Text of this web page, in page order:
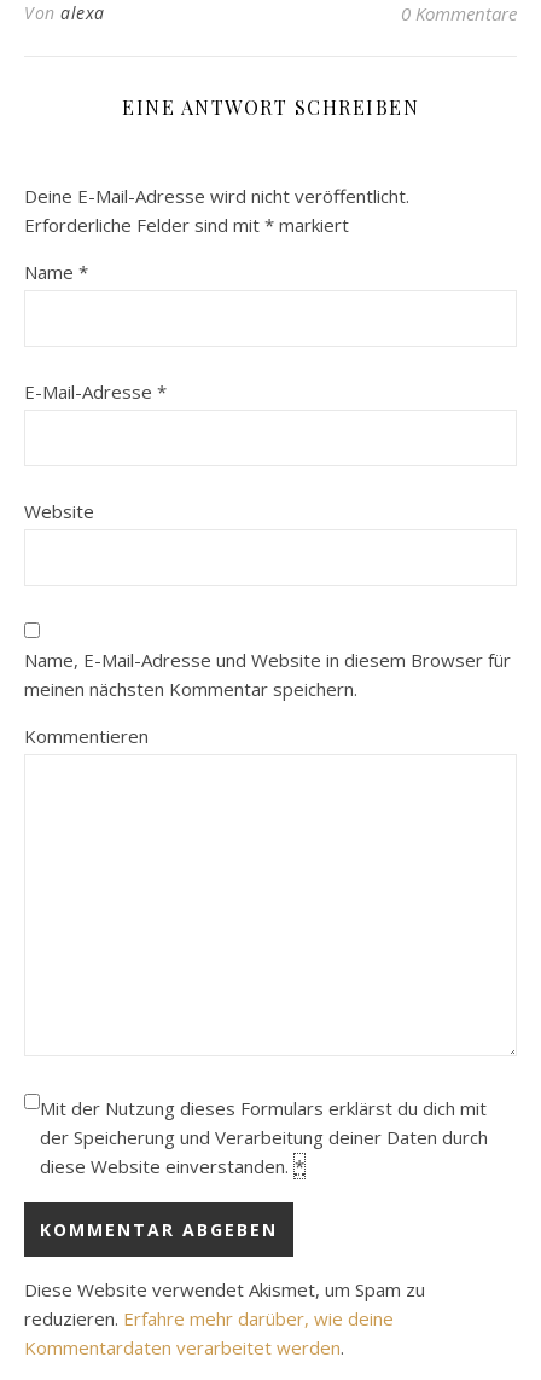
Von alexa 0 Kommentare
EINE ANTWORT SCHREIBEN
Deine E-Mail-Adresse wird nicht veröffentlicht.
Erforderliche Felder sind mit * markiert
Name *
E-Mail-Adresse *
Website
Name, E-Mail-Adresse und Website in diesem Browser für
meinen nächsten Kommentar speichern.
Kommentieren
Mit der Nutzung dieses Formulars erklärst du dich mit
der Speicherung und Verarbeitung deiner Daten durch
diese Website einverstanden. *
Diese Website verwendet Akismet, um Spam zu
reduzieren. Erfahre mehr darüber, wie deine
Kommentardaten verarbeitet werden.